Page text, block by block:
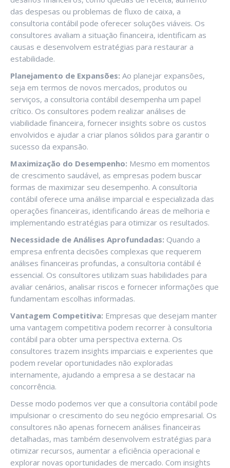
das despesas ou problemas de fluxo de caixa, a
consultoria contábil pode oferecer soluções viáveis. Os
consultores avaliam a situação financeira, identificam as
causas e desenvolvem estratégias para restaurar a
estabilidade.
Planejamento de Expansões: Ao planejar expansões,
seja em termos de novos mercados, produtos ou
serviços, a consultoria contábil desempenha um papel
crítico. Os consultores podem realizar análises de
viabilidade financeira, fornecer insights sobre os custos
envolvidos e ajudar a criar planos sólidos para garantir o
sucesso da expansão.
Maximização do Desempenho: Mesmo em momentos
de crescimento saudável, as empresas podem buscar
formas de maximizar seu desempenho. A consultoria
contábil oferece uma análise imparcial e especializada das
operações financeiras, identificando áreas de melhoria e
implementando estratégias para otimizar os resultados.
Necessidade de Análises Aprofundadas: Quando a
empresa enfrenta decisões complexas que requerem
análises financeiras profundas, a consultoria contábil é
essencial. Os consultores utilizam suas habilidades para
avaliar cenários, analisar riscos e fornecer informações que
fundamentam escolhas informadas.
Vantagem Competitiva: Empresas que desejam manter
uma vantagem competitiva podem recorrer à consultoria
contábil para obter uma perspectiva externa. Os
consultores trazem insights imparciais e experientes que
podem revelar oportunidades não exploradas
internamente, ajudando a empresa a se destacar na
concorrência.
Desse modo podemos ver que a consultoria contábil pode
impulsionar o crescimento do seu negócio empresarial. Os
consultores não apenas fornecem análises financeiras
detalhadas, mas também desenvolvem estratégias para
otimizar recursos, aumentar a eficiência operacional e
explorar novas oportunidades de mercado. Com insights